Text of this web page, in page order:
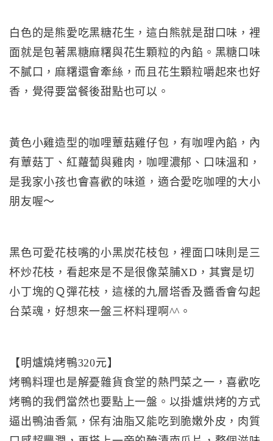
白色的是熊愛吃黑糖花生，這白熊就是甜口味，裡
面就是包著黑糖麻糬與花生顆粒的內餡。黑糖口味
不膩口，麻糬還會牽絲，而且花生顆粒嚼起來也好
香，覺得要當餐後甜點也可以。
黃色小雞造型的咖哩蕈菇雞仔包，有咖哩內餡，內
有蕈菇丁、紅蘿蔔與雞肉，咖哩濃郁、口味溫和，
是我家小孩也會喜歡的味道，適合愛吃咖哩的大小
朋友喔～
黑色可愛花枝嘴的小黑炭花枝包，裡面口味則是三
杯炒花枝，看起來是不是很像菜脯XD，其實是切
小丁塊的Ｑ彈花枝，這樣的九層塔香及醬香會勾起
台菜魂，好想來一盤三杯料理啊^^。
【明爐燒烤鴨320元】
烤鴨料理也是解憂雜貨食堂的熱門菜之一，喜歡吃
烤鴨的我們當然也要點上一盤。以掛爐烘烤的方式
逼出鴨油香氣，保有油脂又能吃到脆嫩外皮，肉質